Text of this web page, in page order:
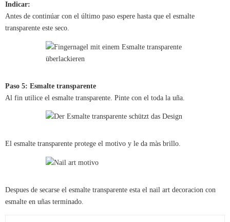
Indicar:
Antes de continúar con el último paso espere hasta que el esmalte
transparente este seco.
Paso 5: Esmalte transparente
Al fin utilice el esmalte transparente. Pinte con el toda la uña.
El esmalte transparente protege el motivo y le da màs brillo.
Despues de secarse el esmalte transparente esta el nail art decoracion con
esmalte en uñas terminado.